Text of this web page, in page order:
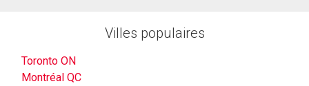
Villes populaires
Toronto ON
Montréal QC